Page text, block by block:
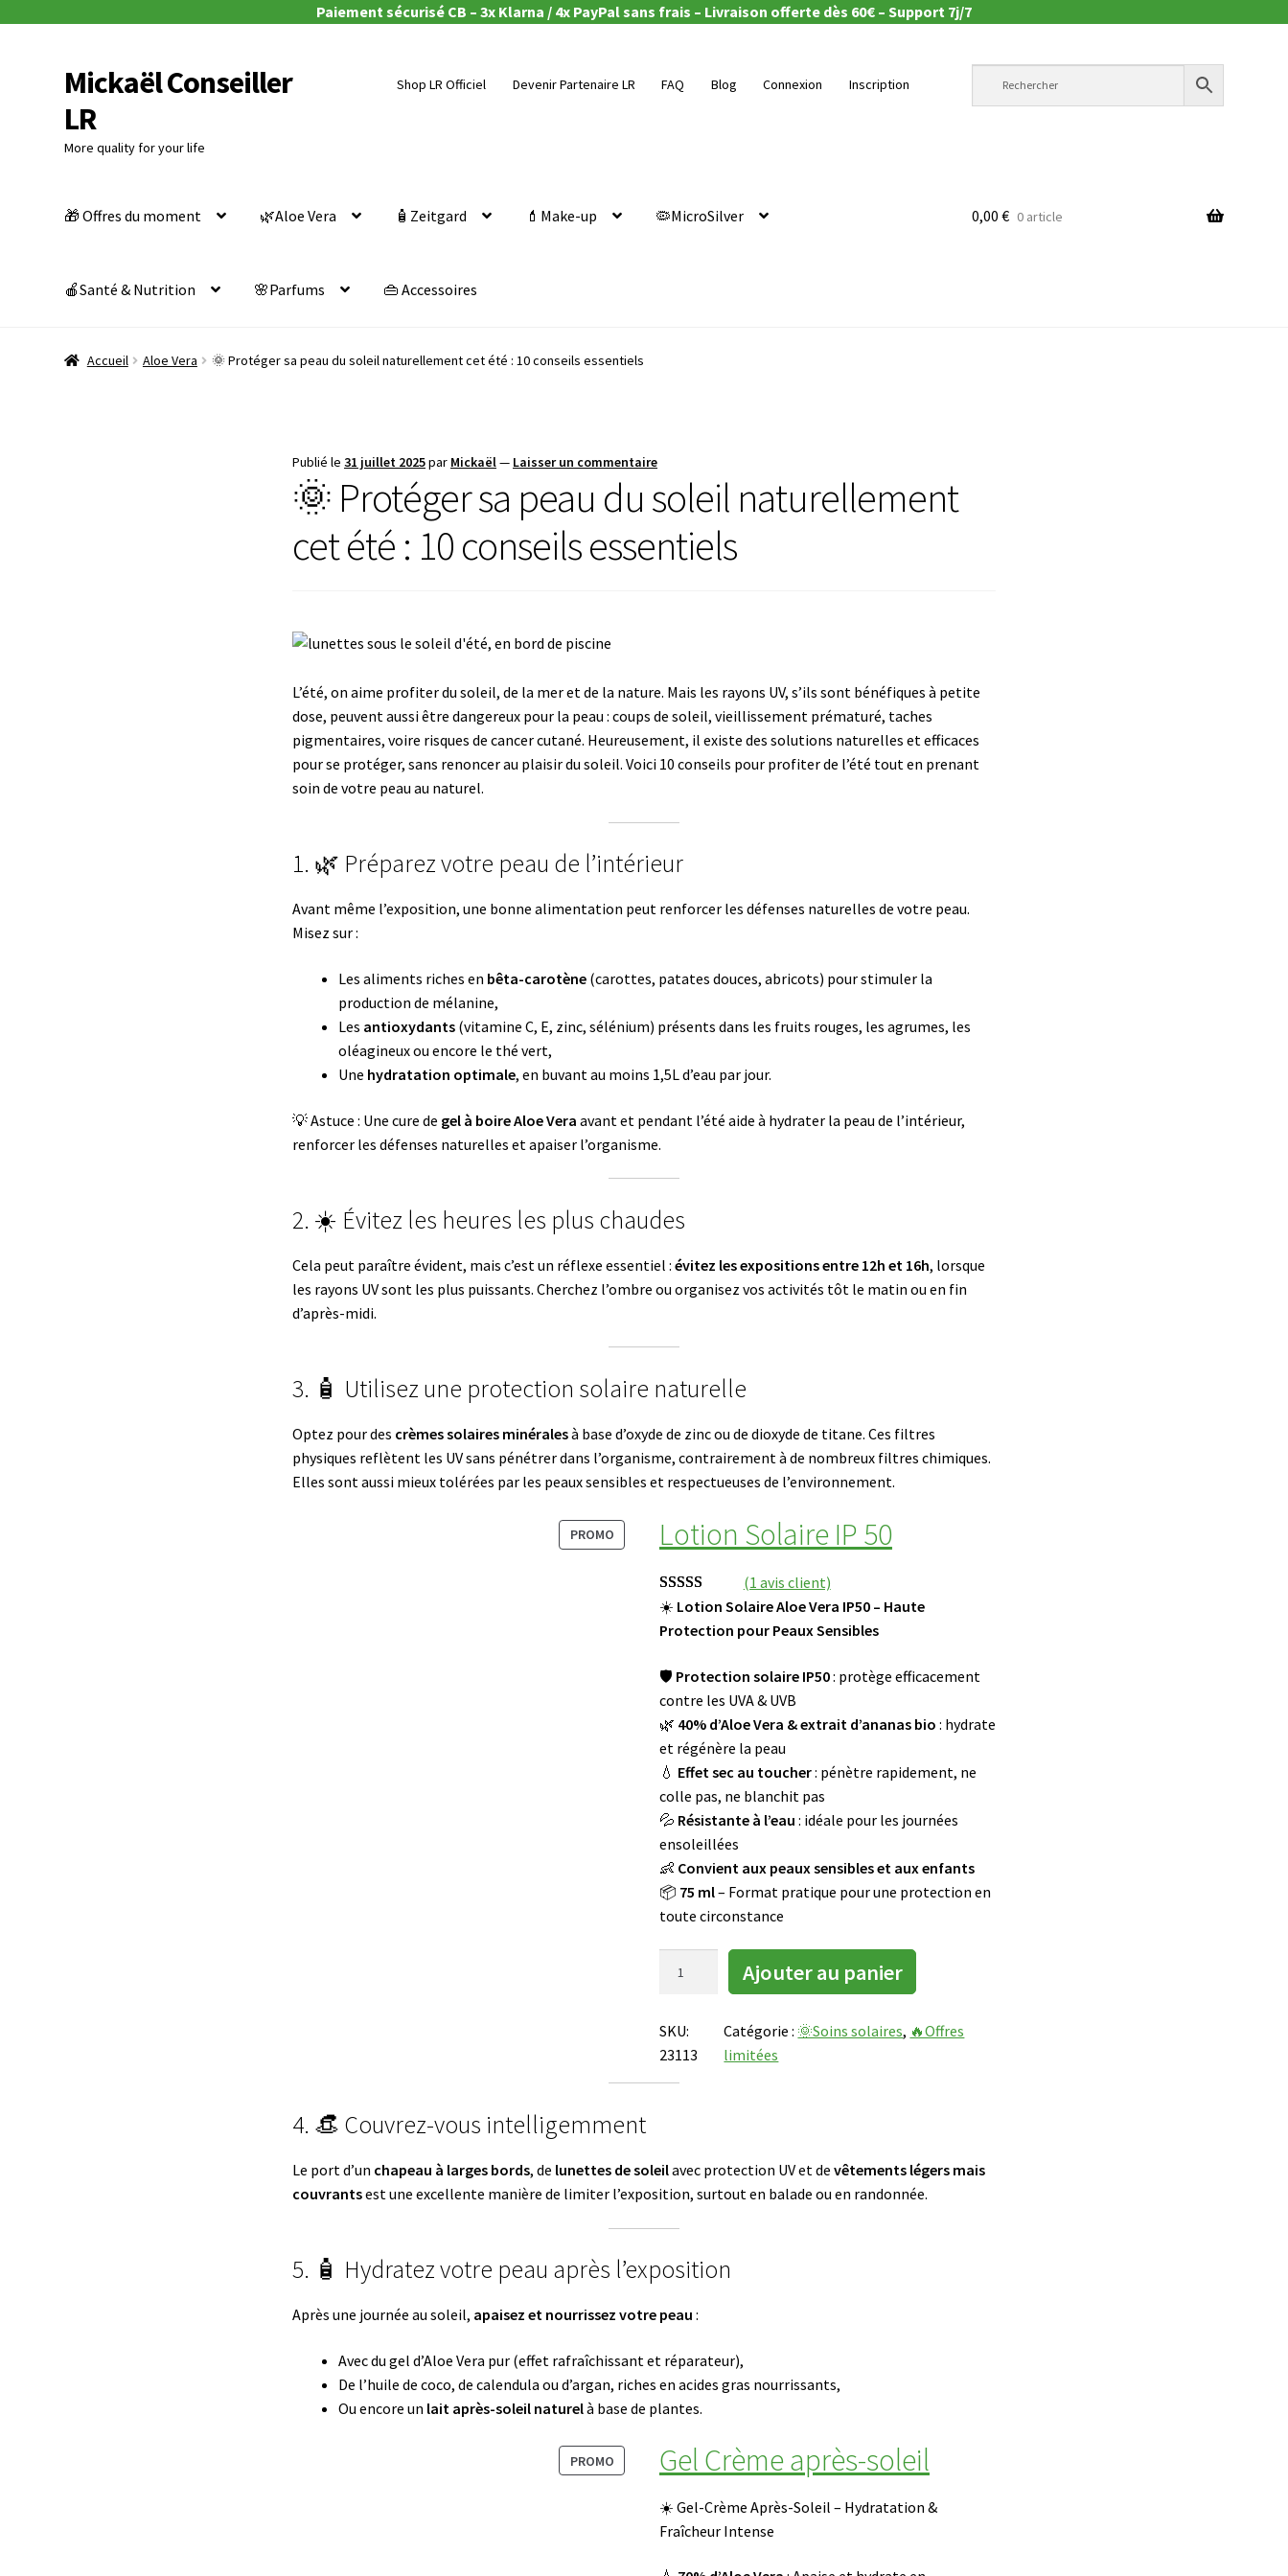
Paiement sécurisé CB – 3x Klarna / 4x PayPal sans frais – Livraison offerte dès 60€ – Support 7j/7
Aller
à
la
navigation
Aller
au
contenu
Mickaël Conseiller
LR
More quality for your life
Shop LR Officiel Devenir Partenaire LR FAQ Blog Connexion Inscription
🎁 Offres du moment 🌿Aloe Vera 🧴Zeitgard 💄Make-up 🦠MicroSilver
🍎Santé & Nutrition 🌸Parfums 👜 Accessoires
0,00 € 0 article
Accueil Aloe Vera 🌞 Protéger sa peau du soleil naturellement cet été : 10 conseils essentiels
Publié le 31 juillet 2025par Mickaël— Laisser un commentaire
🌞 Protéger sa peau du soleil naturellement
cet été : 10 conseils essentiels
L’été, on aime profiter du soleil, de la mer et de la nature. Mais les rayons UV, s’ils sont bénéfiques à petite
dose, peuvent aussi être dangereux pour la peau : coups de soleil, vieillissement prématuré, taches
pigmentaires, voire risques de cancer cutané. Heureusement, il existe des solutions naturelles et efficaces
pour se protéger, sans renoncer au plaisir du soleil. Voici 10 conseils pour profiter de l’été tout en prenant
soin de votre peau au naturel.
1. 🌿 Préparez votre peau de l’intérieur
Avant même l’exposition, une bonne alimentation peut renforcer les défenses naturelles de votre peau.
Misez sur :
Les aliments riches en bêta-carotène (carottes, patates douces, abricots) pour stimuler la
production de mélanine,
Les antioxydants (vitamine C, E, zinc, sélénium) présents dans les fruits rouges, les agrumes, les
oléagineux ou encore le thé vert,
Une hydratation optimale, en buvant au moins 1,5L d’eau par jour.
💡 Astuce : Une cure de gel à boire Aloe Vera avant et pendant l’été aide à hydrater la peau de l’intérieur,
renforcer les défenses naturelles et apaiser l’organisme.
2. ☀️ Évitez les heures les plus chaudes
Cela peut paraître évident, mais c’est un réflexe essentiel : évitez les expositions entre 12h et 16h, lorsque
les rayons UV sont les plus puissants. Cherchez l’ombre ou organisez vos activités tôt le matin ou en fin
d’après-midi.
3. 🧴 Utilisez une protection solaire naturelle
Optez pour des crèmes solaires minéralesà base d’oxyde de zinc ou de dioxyde de titane. Ces filtres
physiques reflètent les UV sans pénétrer dans l’organisme, contrairement à de nombreux filtres chimiques.
Elles sont aussi mieux tolérées par les peaux sensibles et respectueuses de l’environnement.
PROMOP
R
Lotion Solaire IP 50
Noté5.00
sur 5 basé
1
client
(1 avis client)
P
r
x
d
i
s
p
o
n
i
b
l
e
s
s
a
e
d
u
r
n
m
☀️ Lotion Solaire Aloe Vera IP50 – Haute
Protection pour Peaux Sensibles
🛡 Protection solaire IP50: protège efficacement
contre les UVA & UVB
🌿 40% d’Aloe Vera & extrait d’ananas bio : hydrate
et régénère la peau
💧 Effet sec au toucher: pénètre rapidement, ne
colle pas, ne blanchit pas
💦 Résistante à l’eau : idéale pour les journées
ensoleillées
👶 Convient aux peaux sensibles et aux enfants
📦 75 ml– Format pratique pour une protection en
toute circonstance
n
t
i
e
L
o
i
n
o
l
a
r
I
P
Ajouter au panier
SKU:
23113
Catégorie : 🌞Soins solaires, 🔥Offres
limitées
4. 👒 Couvrez-vous intelligemment
Le port d’un chapeau à larges bords, de lunettes de soleilavec protection UV et de vêtements légers mais
couvrantsest une excellente manière de limiter l’exposition, surtout en balade ou en randonnée.
5. 🧴 Hydratez votre peau après l’exposition
Après une journée au soleil, apaisez et nourrissez votre peau :
Avec du gel d’Aloe Vera pur (effet rafraîchissant et réparateur),
De l’huile de coco, de calendula ou d’argan, riches en acides gras nourrissants,
Ou encore un lait après-soleil naturelà base de plantes.
PROMOP
R
Gel Crème après-soleil
P
r
☀️ Gel-Crème Après-Soleil – Hydratation &
Fraîcheur Intense